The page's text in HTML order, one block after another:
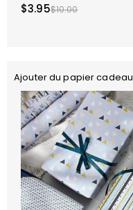
$3.95$10.00
Ajouter du papier cadeau